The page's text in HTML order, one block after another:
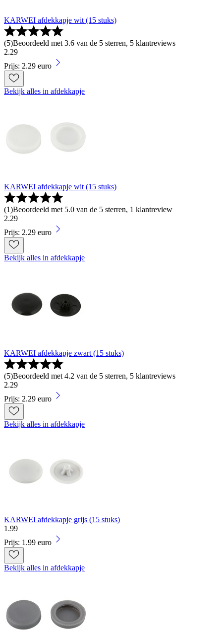
KARWEI afdekkapje wit (15 stuks)
(5)Beoordeeld met 3.6 van de 5 sterren, 5 klantreviews
2.29
Prijs: 2.29 euro
Bekijk alles in afdekkapje
KARWEI afdekkapje wit (15 stuks)
(1)Beoordeeld met 5.0 van de 5 sterren, 1 klantreview
2.29
Prijs: 2.29 euro
Bekijk alles in afdekkapje
KARWEI afdekkapje zwart (15 stuks)
(5)Beoordeeld met 4.2 van de 5 sterren, 5 klantreviews
2.29
Prijs: 2.29 euro
Bekijk alles in afdekkapje
KARWEI afdekkapje grijs (15 stuks)
1 .99
Prijs: 1.99 euro
Bekijk alles in afdekkapje